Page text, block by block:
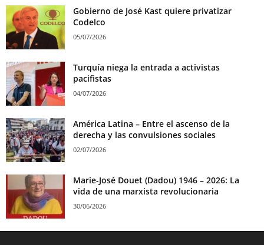
Gobierno de José Kast quiere privatizar
Codelco
05/07/2026
Turquía niega la entrada a activistas
pacifistas
04/07/2026
América Latina – Entre el ascenso de la
derecha y las convulsiones sociales
02/07/2026
Marie-José Douet (Dadou) 1946 – 2026: La
vida de una marxista revolucionaria
30/06/2026